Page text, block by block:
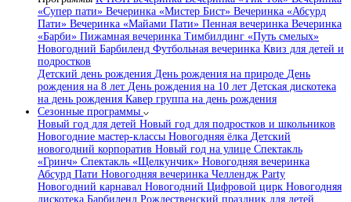
«Супер пати» Вечеринка «Мистер Бист» Вечеринка «Абсурд
Пати» Вечеринка «Майами Пати» Пенная вечеринка Вечеринка
«Барби» Пижамная вечеринка Тимбилдинг «Путь смелых»
Новогодний Барбиленд Футбольная вечеринка Квиз для детей и
подростков
Детский день рождения День рождения на природе День
рождения на 8 лет День рождения на 10 лет Детская дискотека
на день рождения Кавер группа на день рождения
Сезонные программы
Новый год для детей Новый год для подростков и школьников
Новогодние мастер-классы Новогодняя ёлка Детский
новогодний корпоратив Новый год на улице Спектакль
«Гринч» Спектакль «Щелкунчик» Новогодняя вечеринка
Абсурд Пати Новогодняя вечеринка Челлендж Party
Новогодний карнавал Новогодний Цифровой цирк Новогодняя
дискотека Барбиленд Рождественский праздник для детей